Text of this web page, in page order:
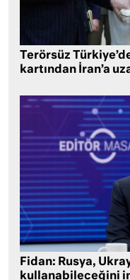
Terörsüz
kartından İran’a
Fidan: Rusya,
kullanabileceğini